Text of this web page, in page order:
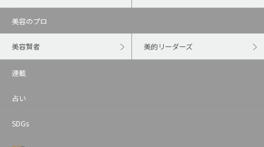
美容のプロ
美容賢者 美的リーダーズ
連載
占い
SDGs